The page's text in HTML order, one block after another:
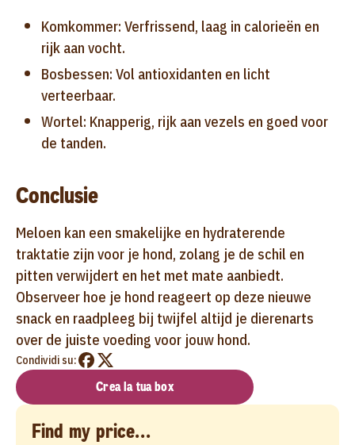
Komkommer: Verfrissend, laag in calorieën en
rijk aan vocht.
Bosbessen: Vol antioxidanten en licht
verteerbaar.
Wortel: Knapperig, rijk aan vezels en goed voor
de tanden.
Conclusie
Meloen kan een smakelijke en hydraterende
traktatie zijn voor je hond, zolang je de schil en
pitten verwijdert en het met mate aanbiedt.
Observeer hoe je hond reageert op deze nieuwe
snack en raadpleeg bij twijfel altijd je dierenarts
over de juiste voeding voor jouw hond.
Condividi su:
Crea la tua box
Find my price...